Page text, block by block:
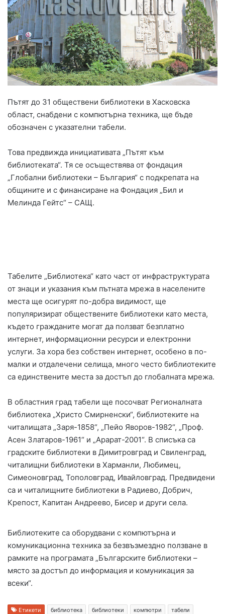
Пътят до 31 обществени библиотеки в Хасковска
област, снабдени с компютърна техника, ще бъде
обозначен с указателни табели.
Това предвижда инициативата „Пътят към
библиотеката“. Тя се осъществява от фондация
„Глобални библиотеки – България“ с подкрепата на
общините и с финансиране на Фондация „Бил и
Мелинда Гейтс“ – САЩ.
Табелите „Библиотека“ като част от инфраструктурата
от знаци и указания към пътната мрежа в населените
места ще осигурят по-добра видимост, ще
популяризират обществените библиотеки като места,
където гражданите могат да ползват безплатно
интернет, информационни ресурси и електронни
услуги. За хора без собствен интернет, особено в по-
малки и отдалечени селища, много често библиотеките
са единствените места за достъп до глобалната мрежа.
В областния град табели ще посочват Регионалната
библиотека „Христо Смирненски“, библиотеките на
читалищата „Заря-1858“, „Пейо Яворов-1982“, „Проф.
Асен Златаров-1961“ и „Арарат-2001“. В списъка са
градските библиотеки в Димитровград и Свиленград,
читалищни библиотеки в Харманли, Любимец,
Симеоновград, Тополовград, Ивайловград. Предвидени
са и читалищните библиотеки в Радиево, Добрич,
Крепост, Капитан Андреево, Бисер и други села.
Библиотеките са оборудвани с компютърна и
комуникационна техника за безвъзмездно ползване в
рамките на програмата „Българските библиотеки –
място за достъп до информация и комуникация за
всеки“.
Етикети библиотека библиотеки компютри табели